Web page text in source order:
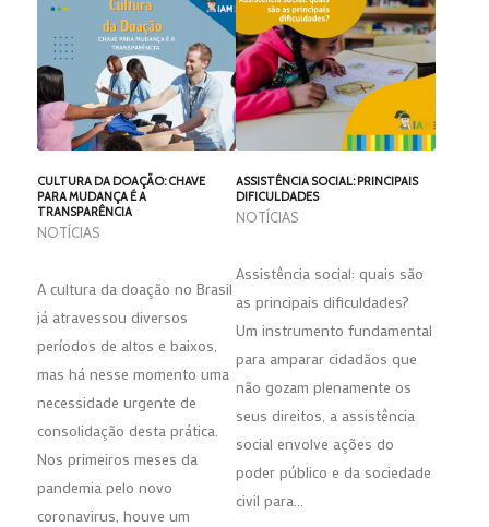
CULTURA DA DOAÇÃO: CHAVE
PARA MUDANÇA É A
TRANSPARÊNCIA
NOTÍCIAS
A cultura da doação no Brasil
já atravessou diversos
períodos de altos e baixos,
mas há nesse momento uma
necessidade urgente de
consolidação desta prática.
Nos primeiros meses da
pandemia pelo novo
coronavirus, houve um
ASSISTÊNCIA SOCIAL: PRINCIPAIS
DIFICULDADES
NOTÍCIAS
Assistência social: quais são
as principais dificuldades?
Um instrumento fundamental
para amparar cidadãos que
não gozam plenamente os
seus direitos, a assistência
social envolve ações do
poder público e da sociedade
civil para…